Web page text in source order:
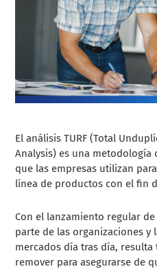
El análisis TURF (Total
Analysis) es una metodología
que las empresas utilizan
línea de productos con el fin
Con el lanzamiento regular
parte de las organizaciones y
mercados día tras día,
remover para asegurarse de